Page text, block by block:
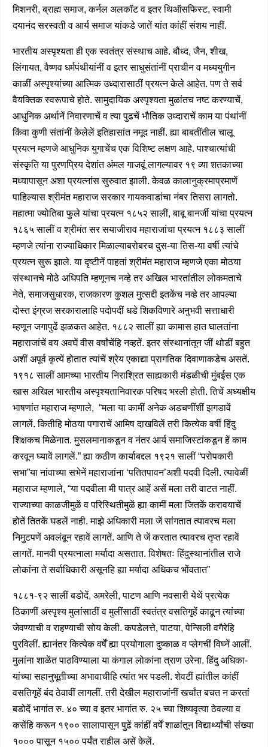
मिशनरी, ब्राह्म समाज, कर्नल अलकॉट व इतर थिऑसफिस्ट, स्वामी
दयानंद सरस्वती व आर्य समाज यांकडे जातें यांत कांहीं संशय नाहीं.
भारतीय अस्पृश्यता ही एक स्वतंत्र संस्थाच आहे. बौध्द, जैन, शीख,
लिंगायत, वैष्णव धर्मपंथीयांनीं व इतर साधुसंतांनीं प्राचीन व मध्ययुगीन
काळीं अस्पृश्यांच्या आत्मिक उध्दारासाठीं प्रयत्न केले आहेत. पण ते सर्व
वैयक्तिक स्वरूपाचे होते. सामुदायिक अस्पृश्यता मुळांतच नष्ट करण्याचें,
आधुनिक अर्थानें निवारणाचें व त्या पुढचें भौतिक उध्दाराचें काम या पंथांनीं
किंवा कुणी संतांनीं केलेलें इतिहासांत नमूद नाहीं. ह्या बाबतींतील चालू
प्रयत्न म्हणजे आधुनिक युगाचेंच एक विशिष्ट लक्षण आहे. पाश्चात्यांची
संस्कृति या पुरणप्रिय देशांत अंमल गाजवूं लागल्यावर १९ व्या शतकाच्या
मध्यापासून अशा प्रयत्नांस सुरुवात झाली. केवळ कालानुक्रमाप्रमाणें
पाहिल्यास श्रीमंत महाराज सरकार गायकवाडांचा नंबर तिसरा लागतो.
महात्मा ज्योतिबा फुले यांचा प्रयत्न १८५२ सालीं, बाबू बानर्जी यांचा प्रयत्न
१८६५ सालीं व श्रीमंत सर सयाजीराव महाराजांचा प्रयत्न १८८३ सालीं
म्हणजे त्यांना राज्याधिकार मिळाल्याबरोबरच दुस-या तिस-या वर्षी त्यांचे
प्रयत्न सुरू झाले. या दृष्टीनें पाहतां श्रीमंत महाराज म्हणजे एका मोठया
संस्थानचे मोठे अधिपति म्हणूनच नव्हे तर अखिल भारतांतील लोकमताचे
नेते, समाजसुधारक, राजकारण कुशल मुत्सद्दी इतकेंच नव्हे तर आपल्या
दोस्त इंग्रज सरकारालाहि पदोपदीं धडे शिकविणारे अनुभवी सत्ताधारी
म्हणून जगापुढें झळकत आहेत. १८८२ सालीं ह्या कामास हात घालतांना
महाराजांचें वय अवघें वीस वर्षांचेंहि नव्हतें. इतर संस्थानांतून जीं थोडीं बहुत
अशीं अपूर्व कृत्यें होतात त्यांचें श्रेय एकाद्या प्रागतिक दिवाणाकडेच असतें.
१९१८ सालीं आमच्या भारतीय निराश्रित साह्यकारी मंडळीची मुंबईस एक
खास अखिल भारतीय अस्पृश्यतानिवारक परिषद भरली होती. तिचें अध्यक्षीय
भाषणांत महाराज म्हणाले, “मला या कामीं अनेक अडचणींशीं झगडावें
लागलें. कितीहि मोठया पगाराचें आमिष दाखविलें तरी कित्येक वर्षी हिंदु
शिक्षकच मिळेनात. मुसलमानाकडून व नंतर आर्य समाजिस्टांकडून हें काम
करवून घ्यावें लागलें.” ह्या कठीण कार्याबद्दल १९२१ सालीं “परोपकारी
सभा”या नांवाच्या सभेनें महाराजांना ‘पतितपावन’अशी पदवी दिली. त्यावेळीं
महाराज म्हणाले, “या पदवीला मी पात्र आहें असें मला तरी वाटत नाहीं.
राज्याच्या काळजीमुळें व परिस्थितीमुळें ह्या कामीं मला जितकें करावयाचें
होतें तितकें घडलें नाही. माझे अधिकारी मला जें सांगतात त्यावरच मला
निमुटपणें अवलंबून रहावें लागतें. आणि ते जें करतात त्यावरच तृप्त रहावें
लागतें. मानवी प्रयत्नाला मर्यादा असतात. विशेषतः हिंदुस्थानांतील राजे
लोकांना ते सर्वाधिकारी असूनहि ह्या मर्यादा अधिकच भोंवतात”
१८८१-९२ सालीं बडोदें, अमरेली, पाटण आणि नवसारी येथें प्रत्येक
ठिकाणीं अस्पृश्य मुलांसाठीं व मुलींसाठीं स्वतंत्र वसतिगृहें काढून त्यांच्या
जेवण्याची व राहण्याची सोय केली. कपडेलत्ते, पाटया, पेन्सिली वगैरेहि
पुरविलीं. ह्यानंतर कित्येक वर्षें ह्या प्रयोगाला दुष्काळ व प्लेगचीं विघ्नें आलीं.
मुलांना शाळेंत पाठविण्याला या कंगाल लोकांना त्राण उरेना. हिंदु अधिका-
यांच्या सहानुभूतीच्या अभावाचीहि त्यांत भर पडली. शेवटीं ह्यांतील कांहीं
वसतिगृहें बंद ठेवावीं लागलीं. तरी देखील महाराजांनीं खर्चांत बचत न करतां
बडोदें भागांत रु. ४० च्या व इतर भागांत रु. २५ च्या शिष्यवृत्या ठेवल्या व
कसेंहि करून १९०० सालापासून पुढें कांहीं वर्षें शाळांतून विद्यार्थ्यांची संख्या
१००० पासून १५०० पर्यंत राहील असें केलें.